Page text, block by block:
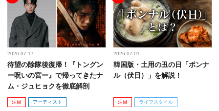
2026.07.17
待望の除隊後復帰！『トングン
ー呪いの宮ー』で帰ってきたナ
ム・ジュヒョクを徹底解剖
注目 アーティスト
2026.07.01
韓国版・土用の丑の日「ポンナ
ル（伏日）」を解説！
注目 ライフスタイル